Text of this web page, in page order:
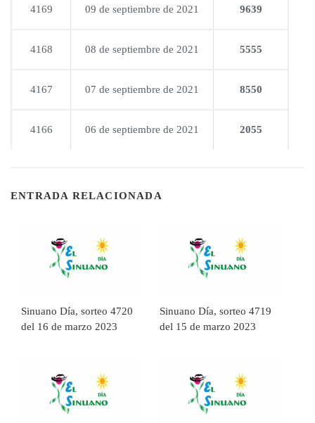
4169 09 de septiembre de 2021 9639
4168 08 de septiembre de 2021 5555
4167 07 de septiembre de 2021 8550
4166 06 de septiembre de 2021 2055
ENTRADA RELACIONADA
Sinuano Día, sorteo 4720
del 16 de marzo 2023
Sinuano Día, sorteo 4719
del 15 de marzo 2023